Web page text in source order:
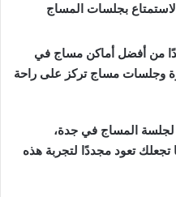
بجلسات المساج
من أفضل أماكن مساج في
وجلسات مساج تركز على راحة
لجلسة المساج في جدة،
تعود مجددًا لتجربة هذه